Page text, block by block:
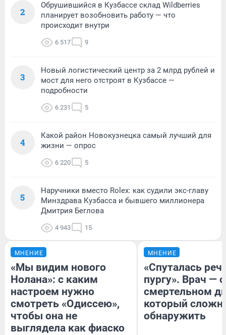
2
Обрушившийся в Кузбассе склад Wildberries
планирует возобновить работу — что
происходит внутри
6 517 9
3
Новый логистический центр за 2 млрд рублей и
мост для него отстроят в Кузбассе —
подробности
6 231 5
4
Какой район Новокузнецка самый лучший для
жизни — опрос
6 220 5
5
Наручники вместо Rolex: как судили экс-главу
Минздрава Кузбасса и бывшего миллионера
Дмитрия Беглова
4 943 15
МНЕНИЕ
«Мы видим нового
Нолана»: с каким
настроем нужно
смотреть «Одиссею»,
чтобы она не
выглядела как фиаско
МНЕНИЕ
«Спуталась
пургу». Врач — о
смертельном
который
обнаружить